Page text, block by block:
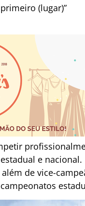
(lugar)”
e
de vice-